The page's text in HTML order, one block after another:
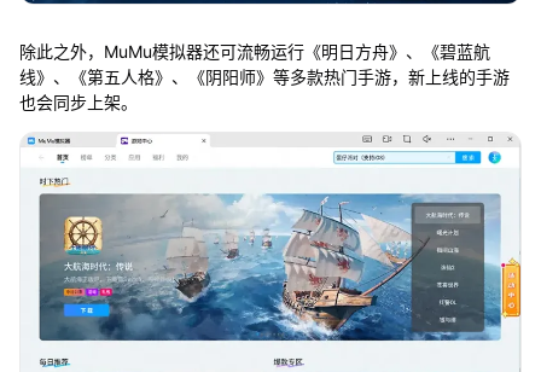
除此之外，MuMu模拟器还可流畅运行《明日方舟》、《碧蓝航
线》、《第五人格》、《阴阳师》等多款热门手游，新上线的手游
也会同步上架。